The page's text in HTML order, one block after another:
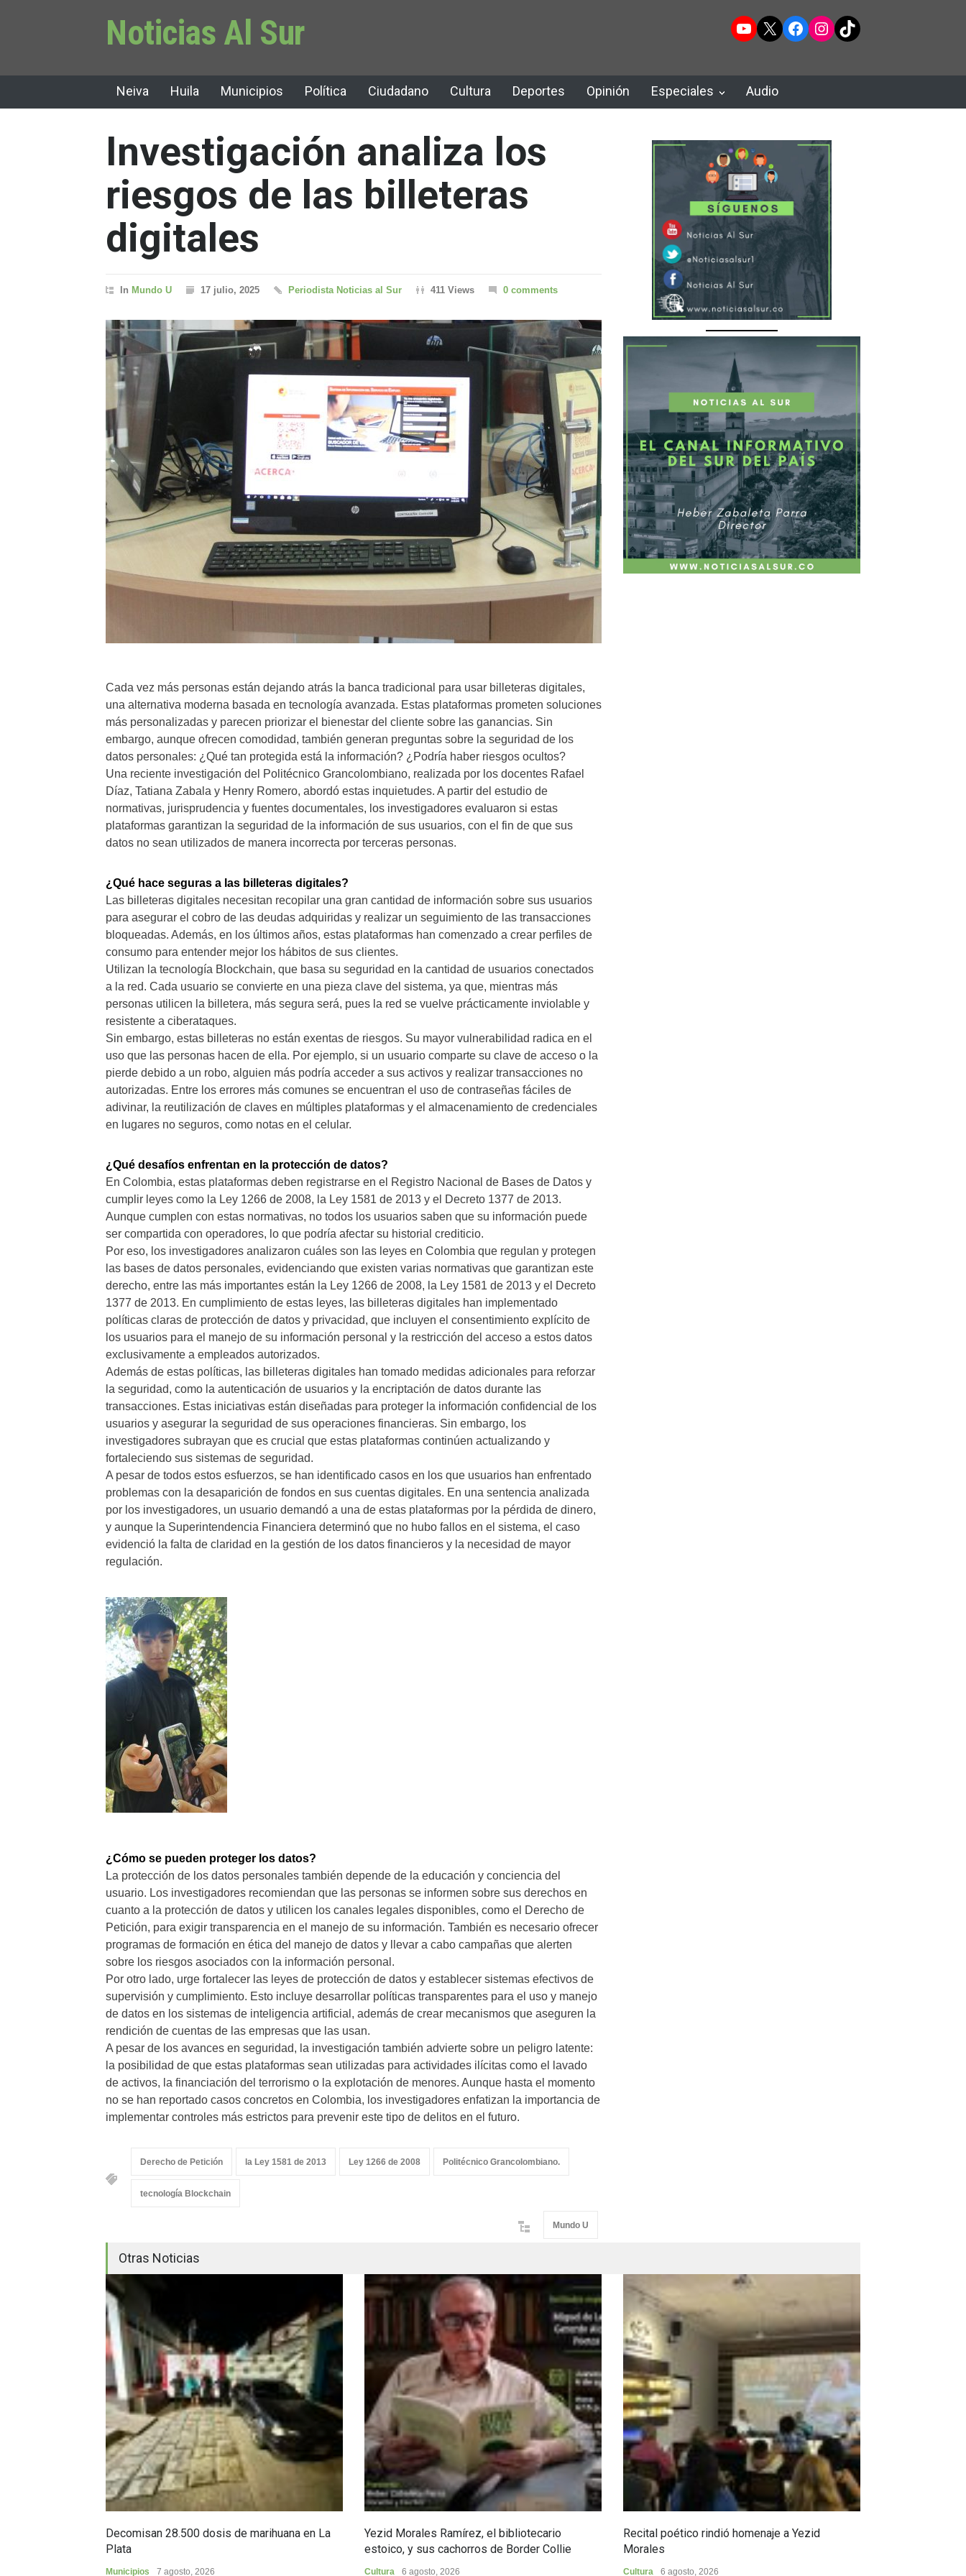
Noticias Al Sur YouTube
X Facebook
Instagram
TikTok
Neiva Huila Municipios Política Ciudadano Cultura Deportes Opinión Especiales Audio
Investigación analiza los
riesgos de las billeteras
digitales
In Mundo U 17 julio, 2025 Periodista Noticias al Sur 411 Views 0 comments
Cada vez más personas están dejando atrás la banca tradicional para usar billeteras digitales,
una alternativa moderna basada en tecnología avanzada. Estas plataformas prometen soluciones
más personalizadas y parecen priorizar el bienestar del cliente sobre las ganancias. Sin
embargo, aunque ofrecen comodidad, también generan preguntas sobre la seguridad de los
datos personales: ¿Qué tan protegida está la información? ¿Podría haber riesgos ocultos?
Una reciente investigación del Politécnico Grancolombiano, realizada por los docentes Rafael
Díaz, Tatiana Zabala y Henry Romero, abordó estas inquietudes. A partir del estudio de
normativas, jurisprudencia y fuentes documentales, los investigadores evaluaron si estas
plataformas garantizan la seguridad de la información de sus usuarios, con el fin de que sus
datos no sean utilizados de manera incorrecta por terceras personas.
¿Qué hace seguras a las billeteras digitales?
Las billeteras digitales necesitan recopilar una gran cantidad de información sobre sus usuarios
para asegurar el cobro de las deudas adquiridas y realizar un seguimiento de las transacciones
bloqueadas. Además, en los últimos años, estas plataformas han comenzado a crear perfiles de
consumo para entender mejor los hábitos de sus clientes.
Utilizan la tecnología Blockchain, que basa su seguridad en la cantidad de usuarios conectados
a la red. Cada usuario se convierte en una pieza clave del sistema, ya que, mientras más
personas utilicen la billetera, más segura será, pues la red se vuelve prácticamente inviolable y
resistente a ciberataques.
Sin embargo, estas billeteras no están exentas de riesgos. Su mayor vulnerabilidad radica en el
uso que las personas hacen de ella. Por ejemplo, si un usuario comparte su clave de acceso o la
pierde debido a un robo, alguien más podría acceder a sus activos y realizar transacciones no
autorizadas. Entre los errores más comunes se encuentran el uso de contraseñas fáciles de
adivinar, la reutilización de claves en múltiples plataformas y el almacenamiento de credenciales
en lugares no seguros, como notas en el celular.
¿Qué desafíos enfrentan en la protección de datos?
En Colombia, estas plataformas deben registrarse en el Registro Nacional de Bases de Datos y
cumplir leyes como la Ley 1266 de 2008, la Ley 1581 de 2013 y el Decreto 1377 de 2013.
Aunque cumplen con estas normativas, no todos los usuarios saben que su información puede
ser compartida con operadores, lo que podría afectar su historial crediticio.
Por eso, los investigadores analizaron cuáles son las leyes en Colombia que regulan y protegen
las bases de datos personales, evidenciando que existen varias normativas que garantizan este
derecho, entre las más importantes están la Ley 1266 de 2008, la Ley 1581 de 2013 y el Decreto
1377 de 2013. En cumplimiento de estas leyes, las billeteras digitales han implementado
políticas claras de protección de datos y privacidad, que incluyen el consentimiento explícito de
los usuarios para el manejo de su información personal y la restricción del acceso a estos datos
exclusivamente a empleados autorizados.
Además de estas políticas, las billeteras digitales han tomado medidas adicionales para reforzar
la seguridad, como la autenticación de usuarios y la encriptación de datos durante las
transacciones. Estas iniciativas están diseñadas para proteger la información confidencial de los
usuarios y asegurar la seguridad de sus operaciones financieras. Sin embargo, los
investigadores subrayan que es crucial que estas plataformas continúen actualizando y
fortaleciendo sus sistemas de seguridad.
A pesar de todos estos esfuerzos, se han identificado casos en los que usuarios han enfrentado
problemas con la desaparición de fondos en sus cuentas digitales. En una sentencia analizada
por los investigadores, un usuario demandó a una de estas plataformas por la pérdida de dinero,
y aunque la Superintendencia Financiera determinó que no hubo fallos en el sistema, el caso
evidenció la falta de claridad en la gestión de los datos financieros y la necesidad de mayor
regulación.
¿Cómo se pueden proteger los datos?
La protección de los datos personales también depende de la educación y conciencia del
usuario. Los investigadores recomiendan que las personas se informen sobre sus derechos en
cuanto a la protección de datos y utilicen los canales legales disponibles, como el Derecho de
Petición, para exigir transparencia en el manejo de su información. También es necesario ofrecer
programas de formación en ética del manejo de datos y llevar a cabo campañas que alerten
sobre los riesgos asociados con la información personal.
Por otro lado, urge fortalecer las leyes de protección de datos y establecer sistemas efectivos de
supervisión y cumplimiento. Esto incluye desarrollar políticas transparentes para el uso y manejo
de datos en los sistemas de inteligencia artificial, además de crear mecanismos que aseguren la
rendición de cuentas de las empresas que las usan.
A pesar de los avances en seguridad, la investigación también advierte sobre un peligro latente:
la posibilidad de que estas plataformas sean utilizadas para actividades ilícitas como el lavado
de activos, la financiación del terrorismo o la explotación de menores. Aunque hasta el momento
no se han reportado casos concretos en Colombia, los investigadores enfatizan la importancia de
implementar controles más estrictos para prevenir este tipo de delitos en el futuro.
Derecho de Petición la Ley 1581 de 2013 Ley 1266 de 2008 Politécnico Grancolombiano.
tecnología Blockchain
Mundo U
Otras Noticias
Decomisan 28.500 dosis de marihuana en La
Plata
Municipios 7 agosto, 2026
Yezid Morales Ramírez, el bibliotecario
estoico, y sus cachorros de Border Collie
Cultura 6 agosto, 2026
Recital poético rindió homenaje a Yezid
Morales
Cultura 6 agosto, 2026